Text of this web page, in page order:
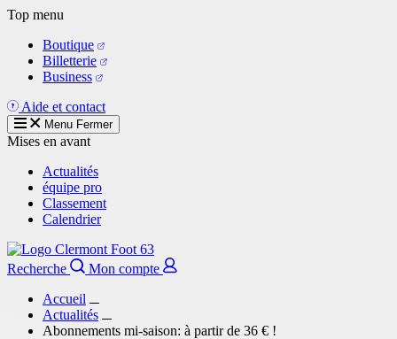
Aller
contenu
principal
Top menu
Boutique
Billetterie
Business
Aide et contact
Menu Fermer
Mises en avant
Actualités
équipe pro
Classement
Calendrier
Recherche
Mon compte
Accueil
Actualités
Abonnements mi-saison: à partir de 36 € !